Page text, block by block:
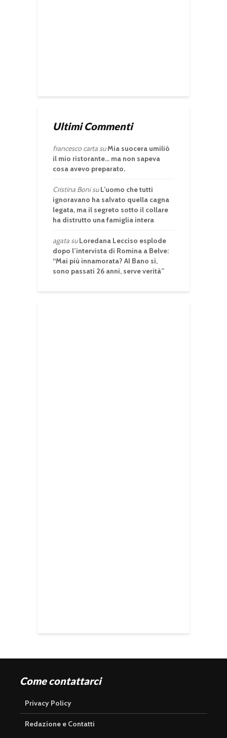
Ultimi Commenti
francesco cartasuMia suocera umiliò
il mio ristorante… ma non sapeva
cosa avevo preparato.
Cristina BonisuL’uomo che tutti
ignoravano ha salvato quella cagna
legata, ma il segreto sotto il collare
ha distrutto una famiglia intera
agatasuLoredana Lecciso esplode
dopo l’intervista di Romina a Belve:
“Mai più innamorata? Al Bano sì,
sono passati 26 anni, serve verità”
Come contattarci
Privacy Policy
Redazione e Contatti